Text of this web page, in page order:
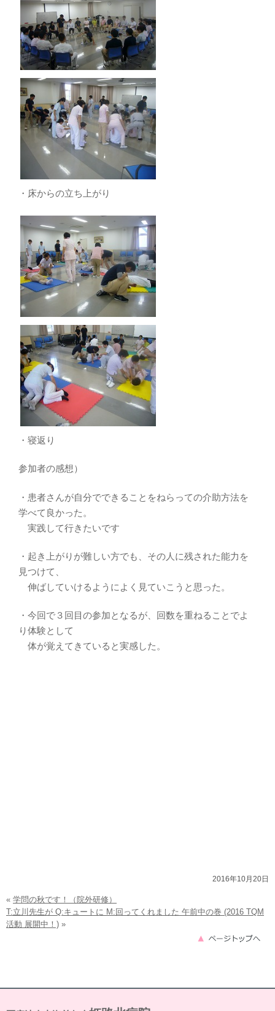
・床からの立ち上がり
・寝返り
参加者の感想）
・患者さんが自分でできることをねらっての介助方法を
学べて良かった。
実践して行きたいです
・起き上がりが難しい方でも、その人に残された能力を
見つけて、
伸ばしていけるようによく見ていこうと思った。
・今回で３回目の参加となるが、回数を重ねることでよ
り体験として
体が覚えてきていると実感した。
2016年10月20日
« 学問の秋です！（院外研修）
T:立川先生が Q:キュートに M:回ってくれました 午前中の巻 (2016 TQM
活動 展開中！) »